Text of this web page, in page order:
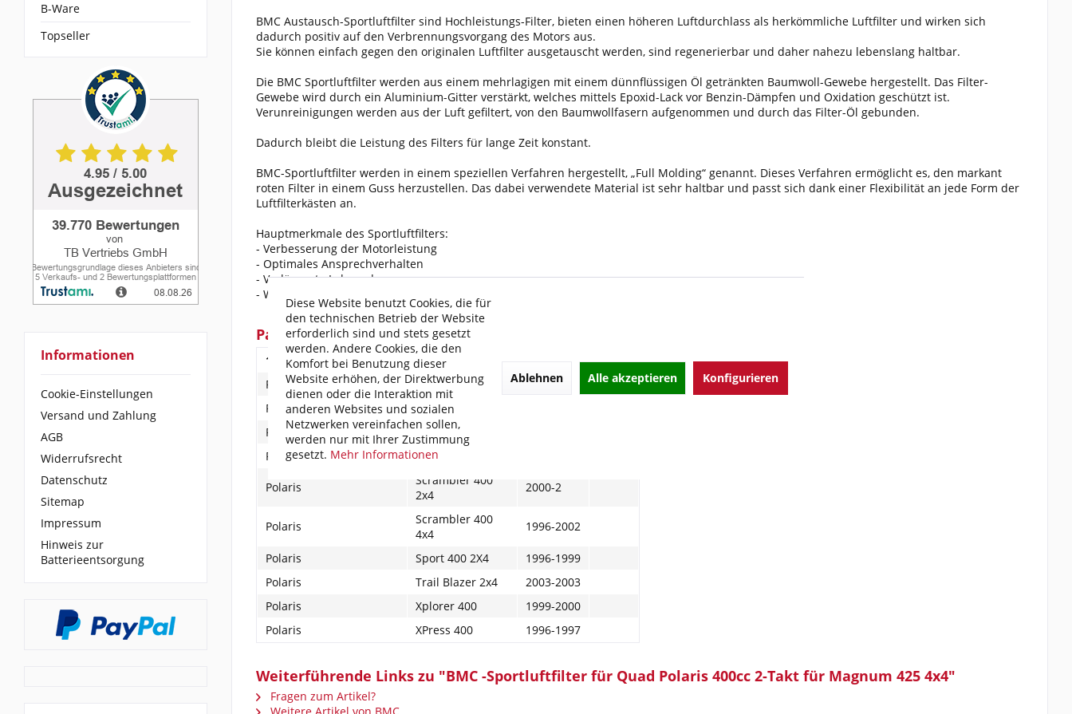
B-Ware
Topseller
Informationen
Cookie-Einstellungen
Versand und Zahlung
AGB
Widerrufsrecht
Datenschutz
Sitemap
Impressum
Hinweis zur
Batterieentsorgung
BMC Austausch-Sportluftfilter sind Hochleistungs-Filter, bieten einen höheren Luftdurchlass als herkömmliche Luftfilter und wirken sich
dadurch positiv auf den Verbrennungsvorgang des Motors aus.
Sie können einfach gegen den originalen Luftfilter ausgetauscht werden, sind regenerierbar und daher nahezu lebenslang haltbar.
Die BMC Sportluftfilter werden aus einem mehrlagigen mit einem dünnflüssigen Öl getränkten Baumwoll-Gewebe hergestellt. Das Filter-
Gewebe wird durch ein Aluminium-Gitter verstärkt, welches mittels Epoxid-Lack vor Benzin-Dämpfen und Oxidation geschützt ist.
Verunreinigungen werden aus der Luft gefiltert, von den Baumwollfasern aufgenommen und durch das Filter-Öl gebunden.
Dadurch bleibt die Leistung des Filters für lange Zeit konstant.
BMC-Sportluftfilter werden in einem speziellen Verfahren hergestellt, „Full Molding“ genannt. Dieses Verfahren ermöglicht es, den markant
roten Filter in einem Guss herzustellen. Das dabei verwendete Material ist sehr haltbar und passt sich dank einer Flexibilität an jede Form der
Luftfilterkästen an.
Hauptmerkmale des Sportluftfilters:
- Verbesserung der Motorleistung
- Optimales Ansprechverhalten
- Verlängerte Lebensdauer
- Weniger Kraftstoffverbrauch
Passend für folgende Modelle:
1.Fahrzeughersteller: 2.Modell: 3.Baujahr:
4.Typ:
Polaris
Big Boss 500 6X6
1998-1999
Polaris
Magnum 425 2x4
Polaris
Magnum 425 4x4
Polaris
Magnum 425 6x6
Polaris
Scrambler 400
2x4
2000-2
Polaris
Scrambler 400
4x4
1996-2002
Polaris Sport 400 2X4
1996-1999
Polaris
Trail Blazer 2x4
2003-2003
Polaris
Xplorer 400
1999-2000
Polaris
XPress 400 1996-1997
Weiterführende Links zu "BMC -Sportluftfilter für Quad Polaris 400cc 2-Takt für Magnum 425 4x4"
Fragen zum Artikel?
Diese Website benutzt Cookies, die für
den technischen Betrieb der Website
erforderlich sind und stets gesetzt
werden. Andere Cookies, die den
Komfort bei Benutzung dieser
Website erhöhen, der Direktwerbung
dienen oder die Interaktion mit
anderen Websites und sozialen
Netzwerken vereinfachen sollen,
werden nur mit Ihrer Zustimmung
gesetzt. Mehr Informationen
Ablehnen Alle akzeptieren Konfigurieren